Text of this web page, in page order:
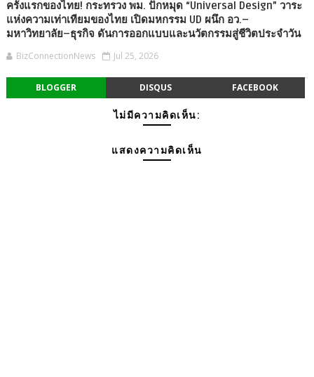
ครั้งแรกของไทย! กระทรวง พม. ปักหมุด “Universal Design” วาระ
แห่งความเท่าเทียมของไทย เปิดมหกรรม UD ผนึก อว.–
มหาวิทยาลัย–ธุรกิจ ดันการออกแบบและนวัตกรรมสู่ชีวิตประจำวัน
BizConnectionNews Jul 25, 2026
BLOGGER DISQUS FACEBOOK
ไม่มีความคิดเห็น:
แสดงความคิดเห็น